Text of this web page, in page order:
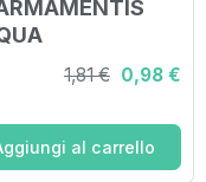
3%
1,81 € 0,98 €
al carrello